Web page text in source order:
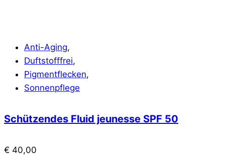
Anti-Aging,
Duftstofffrei,
Pigmentflecken,
Sonnenpflege
Schützendes Fluid jeunesse SPF 50
€ 40,00